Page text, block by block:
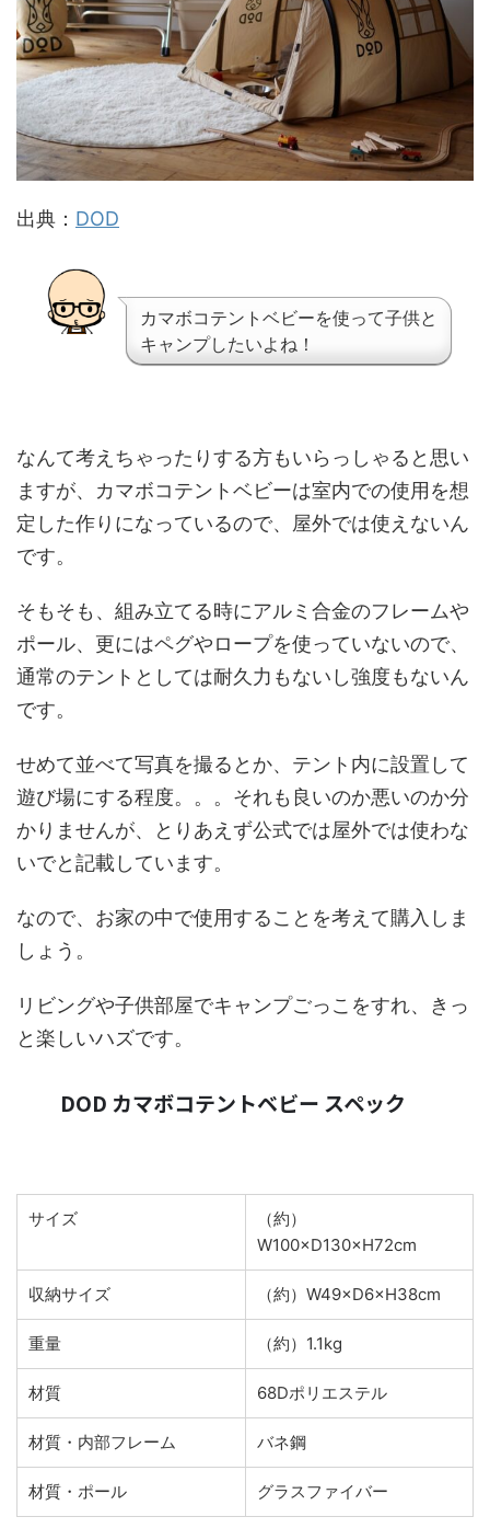
出典： DOD
カマボコテントベビーを使って子供と
キャンプしたいよね！
なんて考えちゃったりする方もいらっしゃると思い
ますが、カマボコテントベビーは室内での使用を想
定した作りになっているので、屋外では使えないん
です。
そもそも、組み立てる時にアルミ合金のフレームや
ポール、更にはペグやロープを使っていないので、
通常のテントとしては耐久力もないし強度もないん
です。
せめて並べて写真を撮るとか、テント内に設置して
遊び場にする程度。。。それも良いのか悪いのか分
かりませんが、とりあえず公式では屋外では使わな
いでと記載しています。
なので、お家の中で使用することを考えて購入しま
しょう。
リビングや子供部屋でキャンプごっこをすれ、きっ
と楽しいハズです。
DOD カマボコテントベビー スペック
サイズ
（約）
W100×D130×H72cm
収納サイズ （約）W49×D6×H38cm
重量 （約）1.1kg
材質 68Dポリエステル
材質・内部フレーム バネ鋼
材質・ポール グラスファイバー